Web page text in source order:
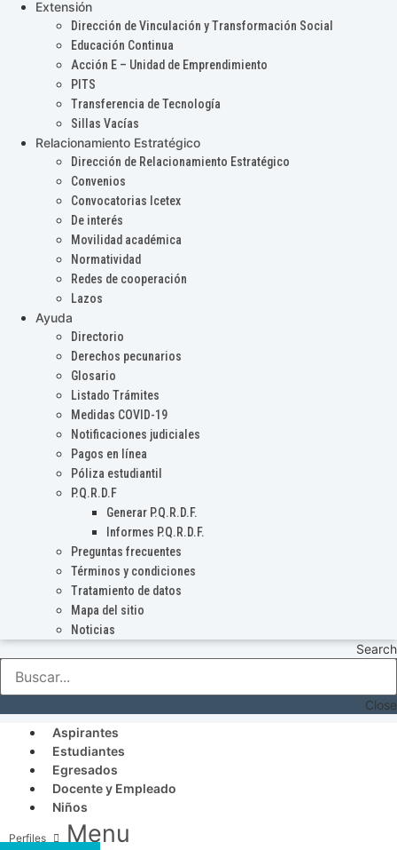
Extensión
Dirección de Vinculación y Transformación Social
Educación Continua
Acción E – Unidad de Emprendimiento
PITS
Transferencia de Tecnología
Sillas Vacías
Relacionamiento Estratégico
Dirección de Relacionamiento Estratégico
Convenios
Convocatorias Icetex
De interés
Movilidad académica
Normatividad
Redes de cooperación
Lazos
Ayuda
Directorio
Derechos pecunarios
Glosario
Listado Trámites
Medidas COVID-19
Notificaciones judiciales
Pagos en línea
Póliza estudiantil
P.Q.R.D.F
Generar P.Q.R.D.F.
Informes P.Q.R.D.F.
Preguntas frecuentes
Términos y condiciones
Tratamiento de datos
Mapa del sitio
Noticias
Search
Close
Aspirantes
Estudiantes
Egresados
Docente y Empleado
Niños
Menu